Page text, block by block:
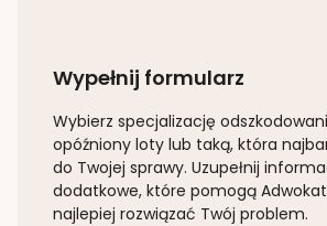
Wypełnij formularz
Wybierz specjalizację
opóźniony loty lub taką, która
do Twojej sprawy. Uzupełnij
dodatkowe, które pomogą
najlepiej rozwiązać Twój problem.